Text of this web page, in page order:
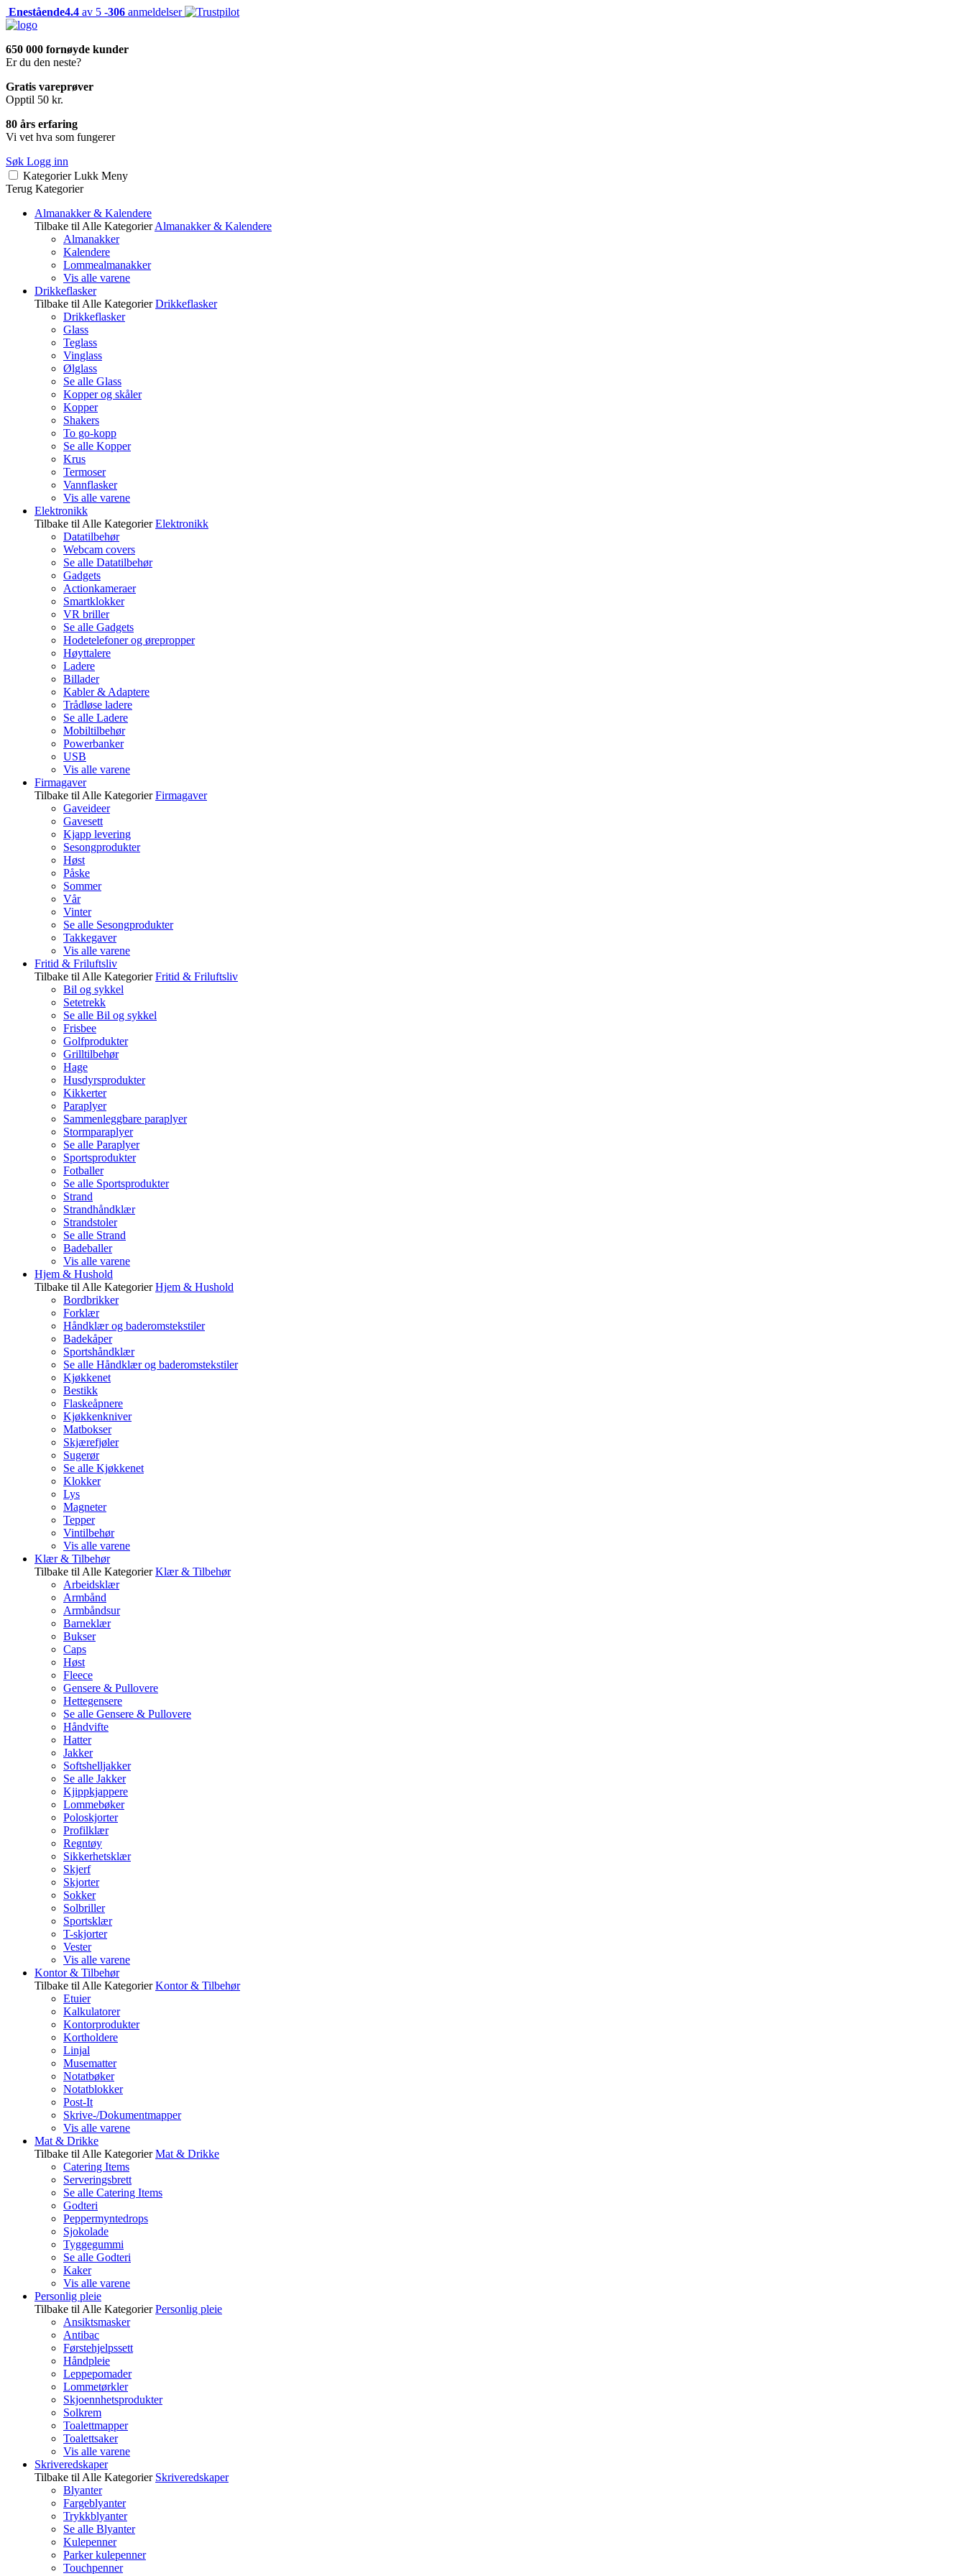
Enestående4.4 av 5 -306 anmeldelser
650 000 fornøyde kunder
Er du den neste?
Gratis vareprøver
Opptil 50 kr.
80 års erfaring
Vi vet hva som fungerer
Søk Logg inn
Kategorier Lukk Meny
Terug Kategorier
Almanakker & Kalendere
Tilbake til Alle Kategorier Almanakker & Kalendere
Almanakker
Kalendere
Lommealmanakker
Vis alle varene
Drikkeflasker
Tilbake til Alle Kategorier Drikkeflasker
Drikkeflasker
Glass
Teglass
Vinglass
Ølglass
Se alle Glass
Kopper og skåler
Kopper
Shakers
To go-kopp
Se alle Kopper
Krus
Termoser
Vannflasker
Vis alle varene
Elektronikk
Tilbake til Alle Kategorier Elektronikk
Datatilbehør
Webcam covers
Se alle Datatilbehør
Gadgets
Actionkameraer
Smartklokker
VR briller
Se alle Gadgets
Hodetelefoner og ørepropper
Høyttalere
Ladere
Billader
Kabler & Adaptere
Trådløse ladere
Se alle Ladere
Mobiltilbehør
Powerbanker
USB
Vis alle varene
Firmagaver
Tilbake til Alle Kategorier Firmagaver
Gaveideer
Gavesett
Kjapp levering
Sesongprodukter
Høst
Påske
Sommer
Vår
Vinter
Se alle Sesongprodukter
Takkegaver
Vis alle varene
Fritid & Friluftsliv
Tilbake til Alle Kategorier Fritid & Friluftsliv
Bil og sykkel
Setetrekk
Se alle Bil og sykkel
Frisbee
Golfprodukter
Grilltilbehør
Hage
Husdyrsprodukter
Kikkerter
Paraplyer
Sammenleggbare paraplyer
Stormparaplyer
Se alle Paraplyer
Sportsprodukter
Fotballer
Se alle Sportsprodukter
Strand
Strandhåndklær
Strandstoler
Se alle Strand
Badeballer
Vis alle varene
Hjem & Hushold
Tilbake til Alle Kategorier Hjem & Hushold
Bordbrikker
Forklær
Håndklær og baderomstekstiler
Badekåper
Sportshåndklær
Se alle Håndklær og baderomstekstiler
Kjøkkenet
Bestikk
Flaskeåpnere
Kjøkkenkniver
Matbokser
Skjærefjøler
Sugerør
Se alle Kjøkkenet
Klokker
Lys
Magneter
Tepper
Vintilbehør
Vis alle varene
Klær & Tilbehør
Tilbake til Alle Kategorier Klær & Tilbehør
Arbeidsklær
Armbånd
Armbåndsur
Barneklær
Bukser
Caps
Høst
Fleece
Gensere & Pullovere
Hettegensere
Se alle Gensere & Pullovere
Håndvifte
Hatter
Jakker
Softshelljakker
Se alle Jakker
Kjippkjappere
Lommebøker
Poloskjorter
Profilklær
Regntøy
Sikkerhetsklær
Skjerf
Skjorter
Sokker
Solbriller
Sportsklær
T-skjorter
Vester
Vis alle varene
Kontor & Tilbehør
Tilbake til Alle Kategorier Kontor & Tilbehør
Etuier
Kalkulatorer
Kontorprodukter
Kortholdere
Linjal
Musematter
Notatbøker
Notatblokker
Post-It
Skrive-/Dokumentmapper
Vis alle varene
Mat & Drikke
Tilbake til Alle Kategorier Mat & Drikke
Catering Items
Serveringsbrett
Se alle Catering Items
Godteri
Peppermyntedrops
Sjokolade
Tyggegummi
Se alle Godteri
Kaker
Vis alle varene
Personlig pleie
Tilbake til Alle Kategorier Personlig pleie
Ansiktsmasker
Antibac
Førstehjelpssett
Håndpleie
Leppepomader
Lommetørkler
Skjoennhetsprodukter
Solkrem
Toalettmapper
Toalettsaker
Vis alle varene
Skriveredskaper
Tilbake til Alle Kategorier Skriveredskaper
Blyanter
Fargeblyanter
Trykkblyanter
Se alle Blyanter
Kulepenner
Parker kulepenner
Touchpenner